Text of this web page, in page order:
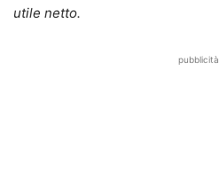
utile netto.
pubblicità